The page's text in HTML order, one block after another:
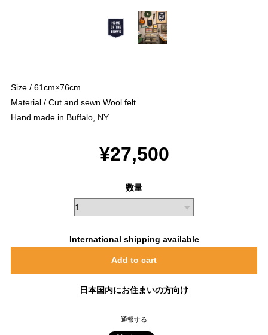
Size / 61cm×76cm
Material / Cut and sewn Wool felt
Hand made in Buffalo, NY
¥27,500
数量
International shipping available
Add to cart
日本国内にお住まいの方向け
通報する